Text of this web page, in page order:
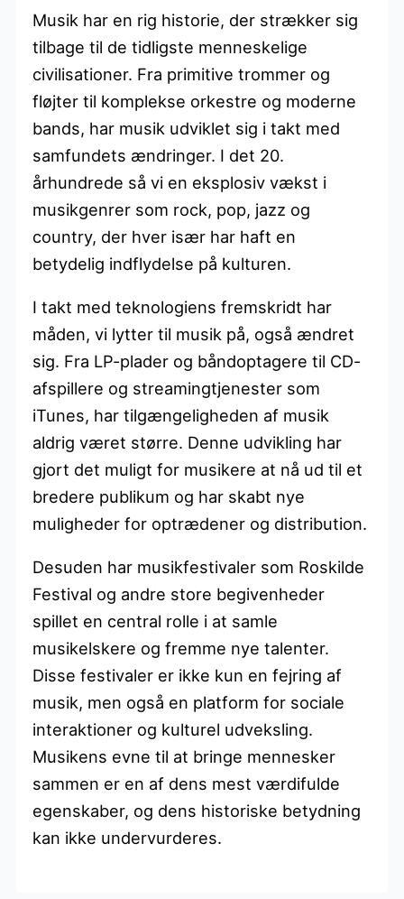
Musik har en rig historie, der strækker sig
tilbage til de tidligste menneskelige
civilisationer. Fra primitive trommer og
fløjter til komplekse orkestre og moderne
bands, har musik udviklet sig i takt med
samfundets ændringer. I det 20.
århundrede så vi en eksplosiv vækst i
musikgenrer som rock, pop, jazz og
country, der hver især har haft en
betydelig indflydelse på kulturen.
I takt med teknologiens fremskridt har
måden, vi lytter til musik på, også ændret
sig. Fra LP-plader og båndoptagere til CD-
afspillere og streamingtjenester som
iTunes, har tilgængeligheden af musik
aldrig været større. Denne udvikling har
gjort det muligt for musikere at nå ud til et
bredere publikum og har skabt nye
muligheder for optrædener og distribution.
Desuden har musikfestivaler som Roskilde
Festival og andre store begivenheder
spillet en central rolle i at samle
musikelskere og fremme nye talenter.
Disse festivaler er ikke kun en fejring af
musik, men også en platform for sociale
interaktioner og kulturel udveksling.
Musikens evne til at bringe mennesker
sammen er en af dens mest værdifulde
egenskaber, og dens historiske betydning
kan ikke undervurderes.